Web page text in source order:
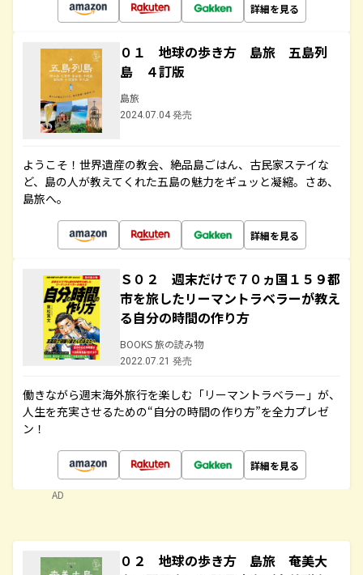
詳細を見る
０１ 地球の歩き方 島旅 五島列
島 ４訂版
島旅
2024.07.04 発売
ようこそ！世界遺産の教会、絶品島ごはん、古民家ステイな
ど、島の人が教えてくれた五島の魅力をギュッと凝縮。さあ、
島旅へ。
詳細を見る
Ｓ０２ 週末だけで７０ヵ国１５９都
市を旅したリーマントラベラーが教え
る自分の時間の作り方
BOOKS 旅の読み物
2022.07.21 発売
働きながら週末海外旅行を楽しむ「リーマントラベラー」が、
人生を充実させるための“自分の時間の作り方”を全力プレゼ
ン！
詳細を見る
AD
０２ 地球の歩き方 島旅 奄美大